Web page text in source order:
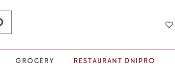
GROCERY RESTAURANT DNIPRO